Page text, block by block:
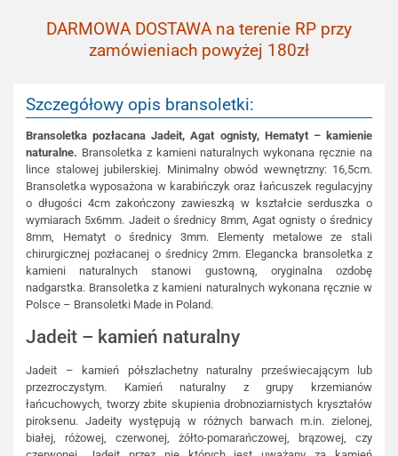
DARMOWA DOSTAWA na terenie RP przy
zamówieniach powyżej 180zł
Szczegółowy opis bransoletki:
Bransoletka pozłacana Jadeit, Agat ognisty, Hematyt – kamienie
naturalne. Bransoletka z kamieni naturalnych wykonana ręcznie na
lince stalowej jubilerskiej. Minimalny obwód wewnętrzny: 16,5cm.
Bransoletka wyposażona w karabińczyk oraz łańcuszek regulacyjny
o długości 4cm zakończony zawieszką w kształcie serduszka o
wymiarach 5x6mm. Jadeit o średnicy 8mm, Agat ognisty o średnicy
8mm, Hematyt o średnicy 3mm. Elementy metalowe ze stali
chirurgicznej pozłacanej o średnicy 2mm. Elegancka bransoletka z
kamieni naturalnych stanowi gustowną, oryginalna ozdobę
nadgarstka. Bransoletka z kamieni naturalnych wykonana ręcznie w
Polsce – Bransoletki Made in Poland.
Jadeit – kamień naturalny
Jadeit – kamień półszlachetny naturalny przeświecającym lub
przezroczystym. Kamień naturalny z grupy krzemianów
łańcuchowych, tworzy zbite skupienia drobnoziarnistych kryształów
piroksenu. Jadeity występują w różnych barwach m.in. zielonej,
białej, różowej, czerwonej, żółto-pomarańczowej, brązowej, czy